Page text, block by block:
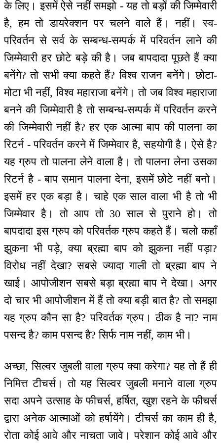
के लिए। इसमें ऐसे नहीं समझो - यह तो बड़ों की जिम्मेवारी
है, हम तो डायरेक्शन पर चलने वाले हैं। नहीं। स्व-
परिवर्तन से सर्व के सम्बन्ध-सम्पर्क में परिवर्तन लाने की
जिम्मेवारी हर छोटे बड़े की है। जब बापदादा पूछते हैं क्या
बनेंगे? तो सभी क्या कहते हैं? विश्व राजन बनेंगे। छोटा-
मोटा भी नहीं, विश्व महाराजा बनेंगे। तो जब विश्व महाराजा
बनने की जिम्मेवारी है तो सम्बन्ध-सम्पर्क में परिवर्तन करने
की जिम्मेवारी नहीं है? हर एक आत्मा बाप की पालना का
रिटर्न - परिवर्तन करने में जिम्मेवार है, सहयोगी है। ऐसे है?
यह ग्रुप तो पालना लेने वाला है। तो पालना लेना उसका
रिटर्न है - बाप समान पालना देना, इसमें छोटे नहीं बनो।
इसमें हर एक बड़ा है। चाहे एक साल वाला भी है तो भी
जिम्मेवार है। तो आप तो 30 साल से पुराने हो। तो
बापदादा इस ग्रुप को परिवर्तक ग्रुप कहते हैं। चलो कहाँ
झुकना भी पड़े, क्या ब्रह्मा बाप को झुकना नहीं पड़ा?
विरोध नहीं देखा? सबसे ज्यादा गाली तो ब्रह्मा बाप ने
खाई। आपोजीशन सबसे बड़ा ब्रह्मा बाप ने देखा। अगर
दो चार भी आपोजीशन में हैं तो क्या बड़ी बात है? तो समझा
यह ग्रुप कौन सा है? परिवर्तक ग्रुप। ठीक है ना? नाम
पसन्द है? काम पसन्द है? सिर्फ नाम नहीं, काम भी।
अच्छा, सिल्वर जुबली वाला ग्रुप क्या करेगा? यह तो हैं ही
निमित्त टीचर्स। तो यह सिल्वर जुबली मनाने वाला ग्रुप
सदा अपने उत्साह के फीचर्स, हर्षित, खुश रहने के फीचर्स
द्वारा अनेक आत्माओं को हर्षायेंगे। टीचर्स का काम ही है,
रोता कोई आवे और नाचता जावे। परेशान कोई आवे और